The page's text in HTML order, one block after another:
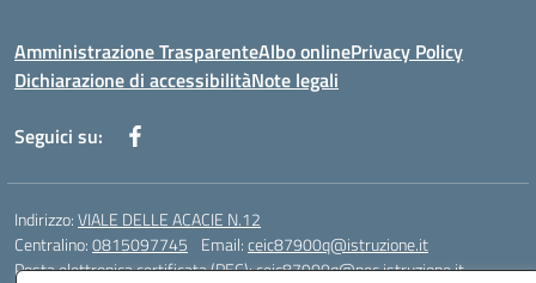
Amministrazione TrasparenteAlbo onlinePrivacy Policy
Dichiarazione di accessibilitàNote legali
Seguici su:
Indirizzo:VIALE DELLE ACACIE N.12
Centralino:0815097745 Email:ceic87900q@istruzione.it
Posta elettronica certificata (PEC):ceic87900q@pec.istruzione.it